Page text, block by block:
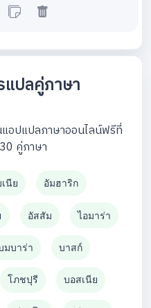
แปลคู่ภาษา
แอปแปลภาษาออนไลน์ฟรีที่
คู่ภาษา
นีย อัมฮาริก
อัสสัม ไอมาร่า
มบาร่า บาสก์
โภชปุรี บอสเนีย